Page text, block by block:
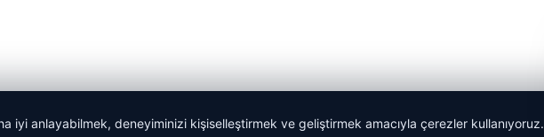
iyi anlayabilmek, deneyiminizi kişiselleştirmek ve geliştirmek amacıyla çerezler kullanıyoruz.